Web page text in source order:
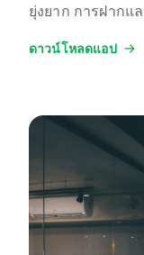
ยุ่งยาก การฝากแ
ดาวน์โหลดแอป